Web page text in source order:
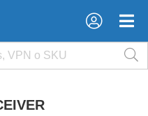
×
×